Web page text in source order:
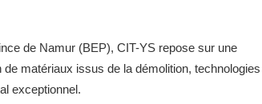
de Namur (BEP), CIT-YS repose sur une
matériaux issus de la démolition, technologies
exceptionnel.